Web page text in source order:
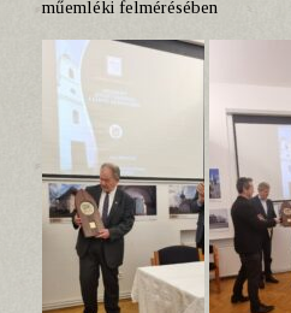
műemléki felmérésében